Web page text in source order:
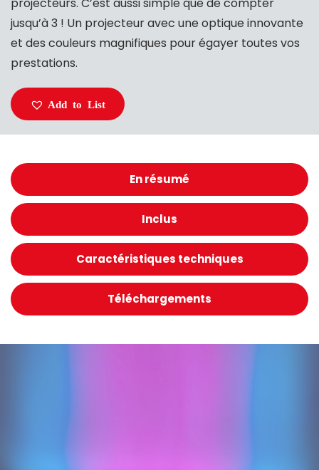
jusqu’à 3 ! Un projecteur avec une optique innovante
et des couleurs magnifiques pour égayer toutes vos
prestations.
Add to List
En résumé
Inclus
Caractéristiques techniques
Téléchargements